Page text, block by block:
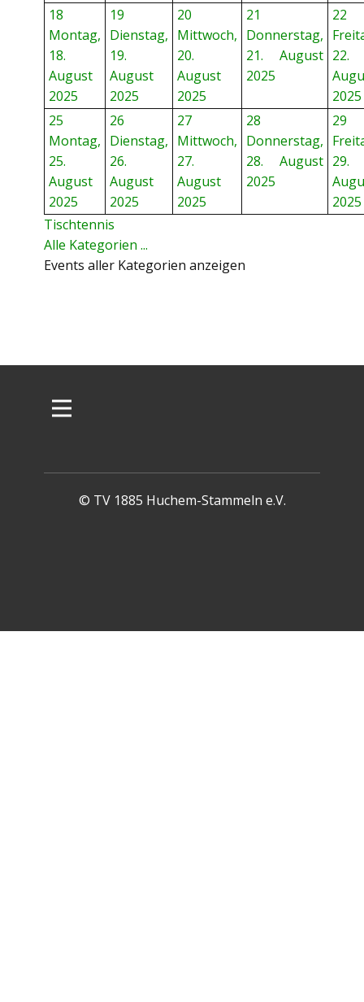
18
Montag,
18.
August
2025
19
Dienstag,
19.
August
2025
20
Mittwoch,
20.
August
2025
21
Donnerstag,
21. August
2025
22
22.
2025
25
Montag,
25.
August
2025
26
Dienstag,
26.
August
2025
27
Mittwoch,
27.
August
2025
28
Donnerstag,
28. August
2025
29
29.
2025
Tischtennis
Alle Kategorien ...
Events aller Kategorien anzeigen
© TV 1885 Huchem-Stammeln e.V.